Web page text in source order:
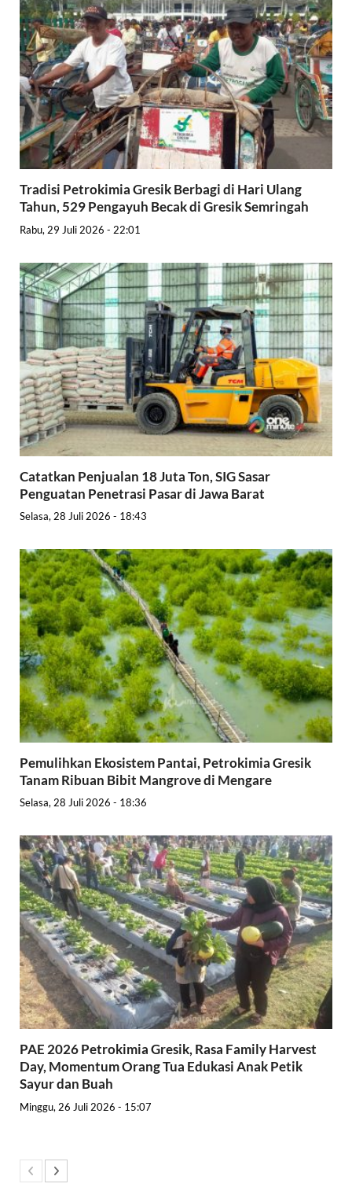
Tradisi Petrokimia Gresik Berbagi di Hari Ulang
Tahun, 529 Pengayuh Becak di Gresik Semringah
Rabu, 29 Juli 2026 - 22:01
Catatkan Penjualan 18 Juta Ton, SIG Sasar
Penguatan Penetrasi Pasar di Jawa Barat
Selasa, 28 Juli 2026 - 18:43
Pemulihkan Ekosistem Pantai, Petrokimia Gresik
Tanam Ribuan Bibit Mangrove di Mengare
Selasa, 28 Juli 2026 - 18:36
PAE 2026 Petrokimia Gresik, Rasa Family Harvest
Day, Momentum Orang Tua Edukasi Anak Petik
Sayur dan Buah
Minggu, 26 Juli 2026 - 15:07